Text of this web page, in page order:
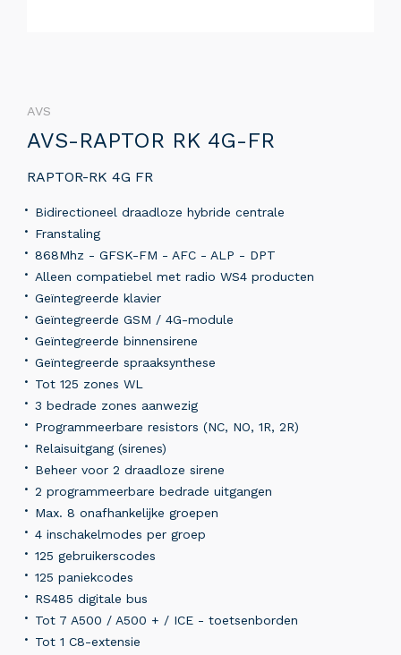
AVS
AVS-RAPTOR RK 4G-FR
RAPTOR-RK 4G FR
Bidirectioneel draadloze hybride centrale
Franstaling
868Mhz - GFSK-FM - AFC - ALP - DPT
Alleen compatiebel met radio WS4 producten
Geïntegreerde klavier
Geïntegreerde GSM / 4G-module
Geïntegreerde binnensirene
Geïntegreerde spraaksynthese
Tot 125 zones WL
3 bedrade zones aanwezig
Programmeerbare resistors (NC, NO, 1R, 2R)
Relaisuitgang (sirenes)
Beheer voor 2 draadloze sirene
2 programmeerbare bedrade uitgangen
Max. 8 onafhankelijke groepen
4 inschakelmodes per groep
125 gebruikerscodes
125 paniekcodes
RS485 digitale bus
Tot 7 A500 / A500 + / ICE - toetsenborden
Tot 1 C8-extensie